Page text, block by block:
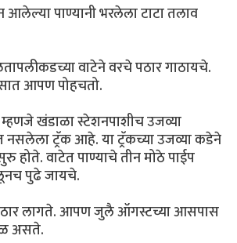
पाण्यानी भरलेला टाटा तलाव
वाटेने वरचे पठार गाठायचे.
आपण पोहचतो.
म्हणजे खंडाळा स्टेशनपाशीच उजव्या
नसलेला ट्रॅक आहे. या ट्रॅकच्या उजव्या कडेने
होते. वाटेत पाण्याचे तीन मोठे पाईप
पुढे जायचे.
लागते. आपण जुलै ऑगस्टच्या आसपास
असते.